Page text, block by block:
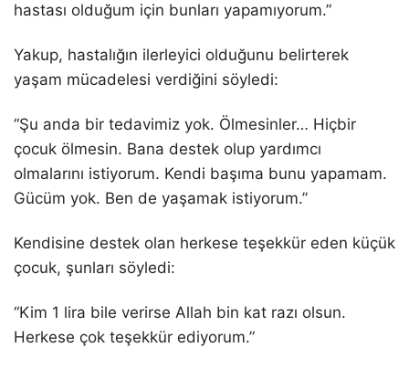
hastası olduğum için bunları yapamıyorum.”
Yakup, hastalığın ilerleyici olduğunu belirterek
yaşam mücadelesi verdiğini söyledi:
“Şu anda bir tedavimiz yok. Ölmesinler… Hiçbir
çocuk ölmesin. Bana destek olup yardımcı
olmalarını istiyorum. Kendi başıma bunu yapamam.
Gücüm yok. Ben de yaşamak istiyorum.”
Kendisine destek olan herkese teşekkür eden küçük
çocuk, şunları söyledi:
“Kim 1 lira bile verirse Allah bin kat razı olsun.
Herkese çok teşekkür ediyorum.”